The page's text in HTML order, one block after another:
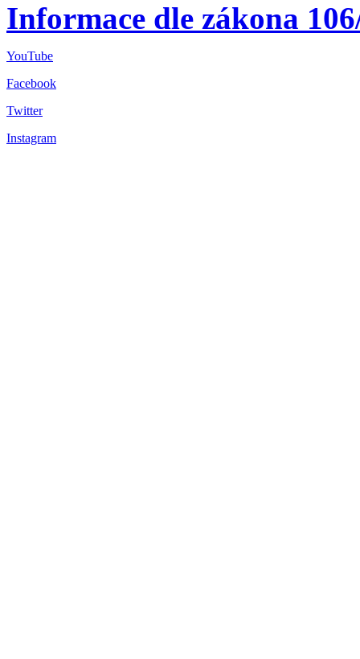
Informace dle zákona
YouTube
Facebook
Twitter
Instagram